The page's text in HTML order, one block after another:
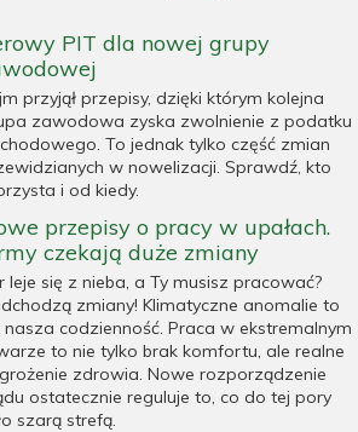
PIT dla nowej grupy
przyjął przepisy, dzięki którym kolejna
zawodowa zyska zwolnienie z podatku
To jednak tylko część zmian
w nowelizacji. Sprawdź, kto
i od kiedy.
przepisy o pracy w upałach.
czekają duże zmiany
leje się z nieba, a Ty musisz pracować?
zmiany! Klimatyczne anomalie to
nasza codzienność. Praca w ekstremalnym
to nie tylko brak komfortu, ale realne
zdrowia. Nowe rozporządzenie
ostatecznie reguluje to, co do tej pory
szarą strefą.